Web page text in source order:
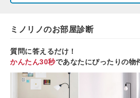
ミノリノのお部屋診断
質問に答えるだけ！
かんたん30秒であなたにぴったりの物